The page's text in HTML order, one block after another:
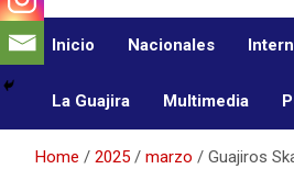
Gente
Inicio Nacionales
La Guajira Multimedia
Home 2025 marzo Guajiros